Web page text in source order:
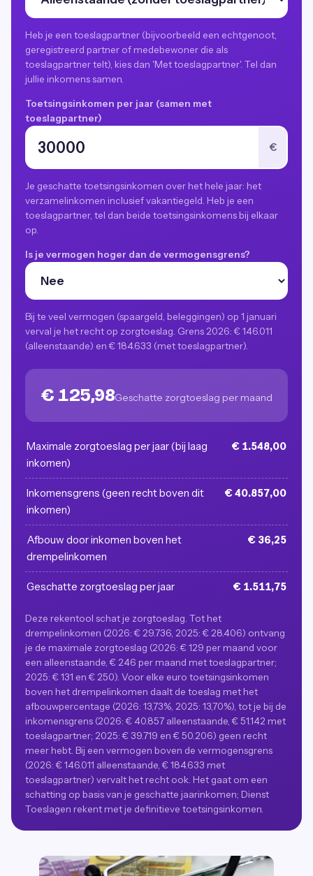
Heb je een toeslagpartner (bijvoorbeeld een echtgenoot,
geregistreerd partner of medebewoner die als
toeslagpartner telt), kies dan 'Met toeslagpartner'. Tel dan
jullie inkomens samen.
Toetsingsinkomen per jaar (samen met
toeslagpartner)
€
Je geschatte toetsingsinkomen over het hele jaar: het
verzamelinkomen inclusief vakantiegeld. Heb je een
toeslagpartner, tel dan beide toetsingsinkomens bij elkaar
op.
Is je vermogen hoger dan de vermogensgrens?
Bij te veel vermogen (spaargeld, beleggingen) op 1 januari
verval je het recht op zorgtoeslag. Grens 2026: € 146.011
(alleenstaande) en € 184.633 (met toeslagpartner).
€ 125,98Geschatte zorgtoeslag per maand
Maximale zorgtoeslag per jaar (bij laag
inkomen)
€ 1.548,00
Inkomensgrens (geen recht boven dit
inkomen)
€ 40.857,00
Afbouw door inkomen boven het
drempelinkomen
€ 36,25
Geschatte zorgtoeslag per jaar € 1.511,75
Deze rekentool schat je zorgtoeslag. Tot het
drempelinkomen (2026: € 29.736, 2025: € 28.406) ontvang
je de maximale zorgtoeslag (2026: € 129 per maand voor
een alleenstaande, € 246 per maand met toeslagpartner;
2025: € 131 en € 250). Voor elke euro toetsingsinkomen
boven het drempelinkomen daalt de toeslag met het
afbouwpercentage (2026: 13,73%, 2025: 13,70%), tot je bij de
inkomensgrens (2026: € 40.857 alleenstaande, € 51.142 met
toeslagpartner; 2025: € 39.719 en € 50.206) geen recht
meer hebt. Bij een vermogen boven de vermogensgrens
(2026: € 146.011 alleenstaande, € 184.633 met
toeslagpartner) vervalt het recht ook. Het gaat om een
schatting op basis van je geschatte jaarinkomen; Dienst
Toeslagen rekent met je definitieve toetsingsinkomen.